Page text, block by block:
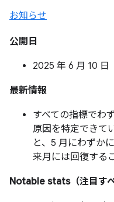
お知らせ
公開日
2025 年 6 月 10 日
最新情報
すべての指標でわ
原因を特定できて
と、5 月にわずか
来月には回復する
Notable stats（注目すべ